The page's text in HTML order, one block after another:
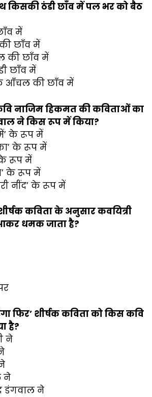
किसकी ठंडी छाँव में पल भर को बैठ
में
छाँव में
की छाँव में
छाँव में
के आँचल की छाँव में
नाजिम हिकमत की कविताओं का
ने किस रूप में किया?
के रूप में
के रूप में
के रूप में
के रूप में
नींद’ के रूप में
शीर्षक कविता के अनुसार कवयित्री
धमक जाता है?
फिर’ शीर्षक कविता को किस कवि
है?
ने
ने
डंगवाल ने